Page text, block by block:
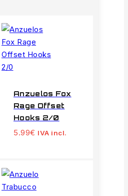
Anzuelos Fox
Rage Offset
Hooks 2/0
5.99€ IVA incl.